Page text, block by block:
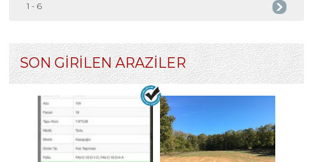
1 - 6
SON GİRİLEN ARAZİLER